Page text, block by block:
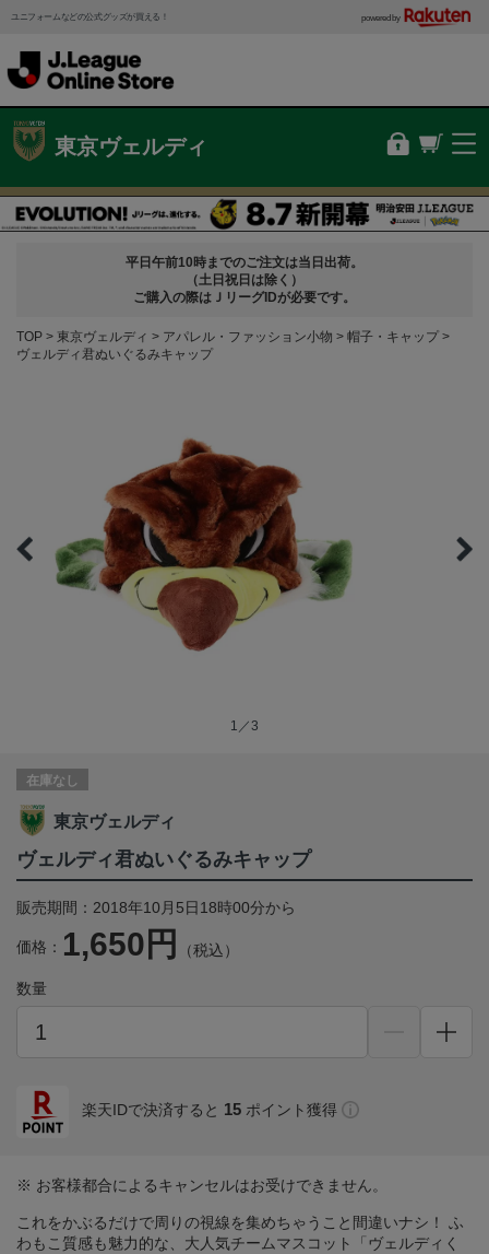
ユニフォームなどの公式グッズが買える！ powered by
東京ヴェルディ
平日午前10時までのご注文は当日出荷。
（土日祝日は除く）
ご購入の際はＪリーグIDが必要です。
TOP 東京ヴェルディ アパレル・ファッション小物
帽子・キャップ
ヴェルディ君ぬいぐるみキャップ
1／3
在庫なし
東京ヴェルディ
ヴェルディ君ぬいぐるみキャップ
販売期間：2018年10月5日18時00分から
価格： 1,650円 （税込）
数量
楽天IDで決済すると 15 ポイント獲得
※ お客様都合によるキャンセルはお受けできません。
これをかぶるだけで周りの視線を集めちゃうこと間違いナシ！ ふ
わもこ質感も魅力的な、大人気チームマスコット「ヴェルディく